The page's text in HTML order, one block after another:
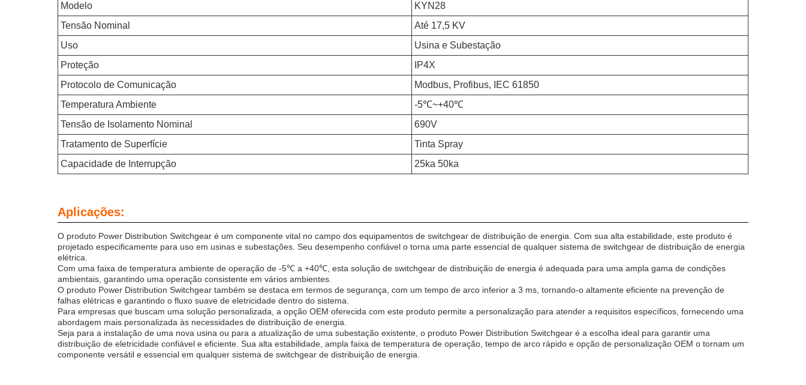
Modelo
KYN28
Tensão Nominal
Até 17,5 KV
Uso
Usina e Subestação
Proteção
IP4X
Protocolo de Comunicação
Modbus, Profibus, IEC 61850
Temperatura Ambiente
-5℃~+40℃
Tensão de Isolamento Nominal
690V
Tratamento de Superfície
Tinta Spray
Capacidade de Interrupção
25ka 50ka
Aplicações:
O produto Power Distribution Switchgear é um componente vital no campo dos equipamentos de switchgear de distribuição de energia. Com sua alta estabilidade, este produto é
projetado especificamente para uso em usinas e subestações. Seu desempenho confiável o torna uma parte essencial de qualquer sistema de switchgear de distribuição de energia
elétrica.
Com uma faixa de temperatura ambiente de operação de -5℃ a +40℃, esta solução de switchgear de distribuição de energia é adequada para uma ampla gama de condições
ambientais, garantindo uma operação consistente em vários ambientes.
O produto Power Distribution Switchgear também se destaca em termos de segurança, com um tempo de arco inferior a 3 ms, tornando-o altamente eficiente na prevenção de
falhas elétricas e garantindo o fluxo suave de eletricidade dentro do sistema.
Para empresas que buscam uma solução personalizada, a opção OEM oferecida com este produto permite a personalização para atender a requisitos específicos, fornecendo uma
abordagem mais personalizada às necessidades de distribuição de energia.
Seja para a instalação de uma nova usina ou para a atualização de uma subestação existente, o produto Power Distribution Switchgear é a escolha ideal para garantir uma
distribuição de eletricidade confiável e eficiente. Sua alta estabilidade, ampla faixa de temperatura de operação, tempo de arco rápido e opção de personalização OEM o tornam um
componente versátil e essencial em qualquer sistema de switchgear de distribuição de energia.